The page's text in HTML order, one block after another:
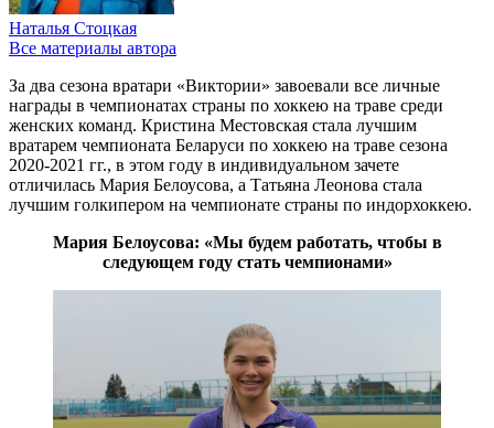
Наталья Стоцкая
Все материалы автора
За два сезона вратари «Виктории» завоевали все личные
награды в чемпионатах страны по хоккею на траве среди
женских команд. Кристина Местовская стала лучшим
вратарем чемпионата Беларуси по хоккею на траве сезона
2020-2021 гг., в этом году в индивидуальном зачете
отличилась Мария Белоусова, а Татьяна Леонова стала
лучшим голкипером на чемпионате страны по индорхоккею.
Мария Белоусова: «Мы будем работать, чтобы в
следующем году стать чемпионами»